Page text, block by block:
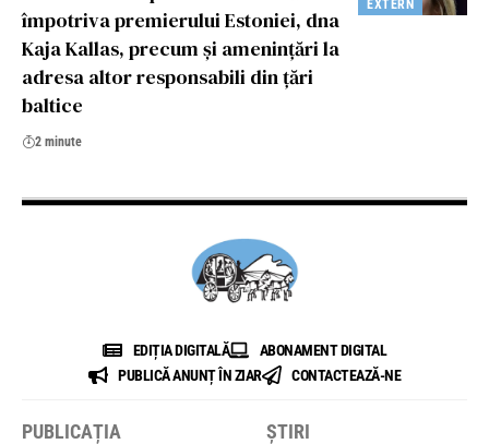
EXTERN
împotriva premierului Estoniei, dna
Kaja Kallas, precum și amenințări la
adresa altor responsabili din țări
baltice
2 minute
EDIȚIA DIGITALĂ
ABONAMENT DIGITAL
PUBLICĂ ANUNȚ ÎN ZIAR
CONTACTEAZĂ-NE
PUBLICAȚIA ȘTIRI